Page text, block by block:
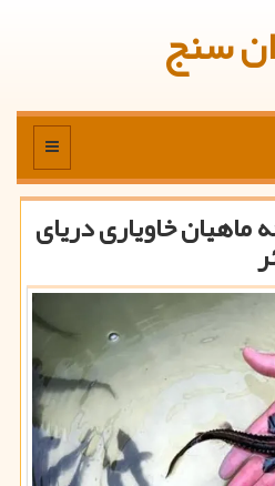
سنج
منو
ماهیان خاویاری دریای